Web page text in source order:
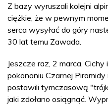
Z bazy wyruszali kolejni
ciężkie, że w pewnym
serca wysyłać do góry
30 lat temu Zawada.
Jeszcze raz, 2 marca,
pokonaniu Czarnej
postawili tymczasową
jaki zdołano osiągnąć.